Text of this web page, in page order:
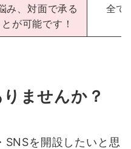
み、対面で承る
とが可能です！
全て
ませんか？
SNSを開設したいと思